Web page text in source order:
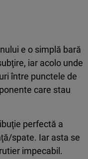
e o simplă bară
iar acolo unde
între punctele de
care stau
perfectă a
spate. Iar asta se
impecabil.